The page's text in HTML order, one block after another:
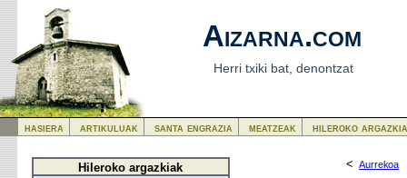
Aizarna.com
Herri txiki bat, denontzat
<Aurrekoa
Hileroko argazkiak
hasiera artikuluak santa engrazia meatzeak hileroko